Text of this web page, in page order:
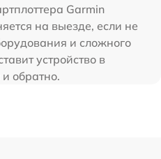
Garmin
на выезде, если не
и сложного
устройство в
обратно.